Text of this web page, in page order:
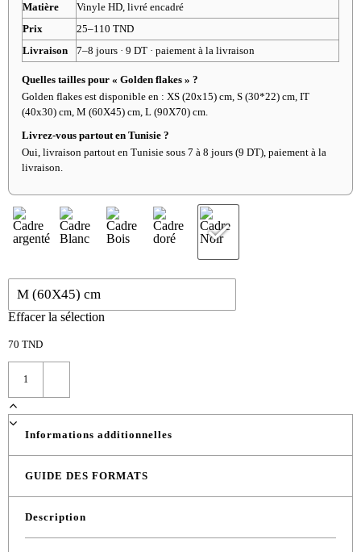
Matière
Vinyle HD, livré encadré
Prix
25–110 TND
Livraison
7–8 jours · 9 DT · paiement à la livraison
Quelles tailles pour « Golden flakes » ?
Golden flakes est disponible en : XS (20x15) cm, S (30*22) cm, IT
(40x30) cm, M (60X45) cm, L (90X70) cm.
Livrez-vous partout en Tunisie ?
Oui, livraison partout en Tunisie sous 7 à 8 jours (9 DT), paiement à la
livraison.
Effacer la sélection
70 TND
Informations additionnelles
GUIDE DES FORMATS
Description